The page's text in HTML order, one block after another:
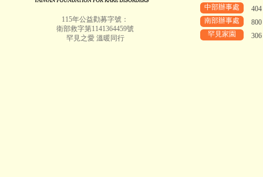
115年公益勸募字號：
衛部救字第1141364459號
罕見之愛 溫暖同行
中部辦事處
南部辦事處
罕見家園